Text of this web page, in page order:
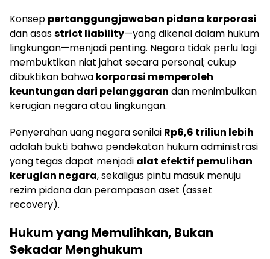
Konsep pertanggungjawaban pidana korporasi
dan asasstrict liability—yang dikenal dalam hukum
lingkungan—menjadi penting. Negara tidak perlu lagi
membuktikan niat jahat secara personal; cukup
dibuktikan bahwa korporasi memperoleh
keuntungan dari pelanggaran dan menimbulkan
kerugian negara atau lingkungan.
Penyerahan uang negara senilai Rp6,6 triliun lebih
adalah bukti bahwa pendekatan hukum administrasi
yang tegas dapat menjadi alat efektif pemulihan
kerugian negara, sekaligus pintu masuk menuju
rezim pidana dan perampasan aset (asset
recovery).
Hukum yang Memulihkan, Bukan
Sekadar Menghukum